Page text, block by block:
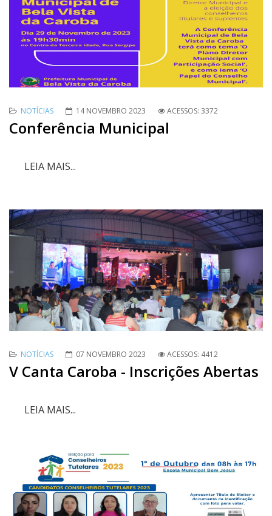
NOTÍCIAS 14 NOVEMBRO 2023 ACESSOS: 3372
Conferência Municipal
LEIA MAIS...
NOTÍCIAS 07 NOVEMBRO 2023 ACESSOS: 4412
V Canta Caroba - Inscrições Abertas
LEIA MAIS...